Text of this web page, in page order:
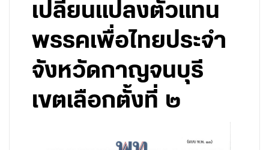
เปลี่ยนแปลงตัวแทน
พรรคเพื่อไทยประจำ
จังหวัดกาญจนบุรี
เขตเลือกตั้งที่ ๒